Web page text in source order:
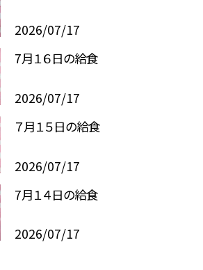
2026/07/17
7月１６日の給食
2026/07/17
７月１５日の給食
2026/07/17
7月１４日の給食
2026/07/17